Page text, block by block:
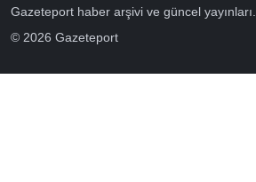
Gazeteport haber arşivi ve güncel yayınları.
© 2026 Gazeteport